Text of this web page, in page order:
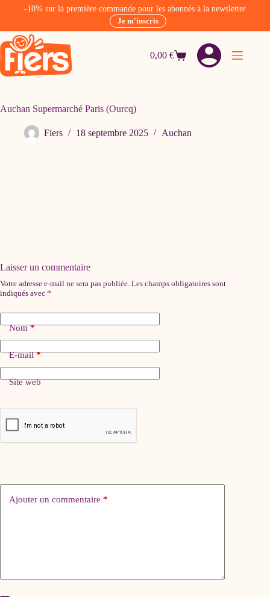
-10% sur la première commande pour les abonnés à la newsletter
Je m'inscris
Passer
au
contenu
Panier
0,00€
Auchan Supermarché Paris (Ourcq)
Fiers 18 septembre 2025 Auchan
Laisser un commentaire
Votre adresse e-mail ne sera pas publiée. Les champs obligatoires sont
indiqués avec *
Nom*
E-mail*
Site web
Ajouter un commentaire *